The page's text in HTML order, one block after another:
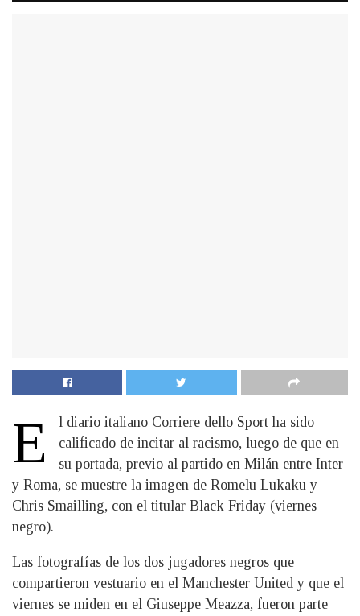
E
l diario italiano Corriere dello Sport ha sido
calificado de incitar al racismo, luego de que en
su portada, previo al partido en Milán entre Inter
y Roma, se muestre la imagen de Romelu Lukaku y
Chris Smailling, con el titular Black Friday (viernes
negro).
Las fotografías de los dos jugadores negros que
compartieron vestuario en el Manchester United y que el
viernes se miden en el Giuseppe Meazza, fueron parte